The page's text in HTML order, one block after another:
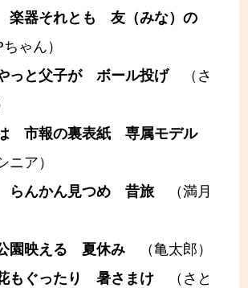
楽器それとも 友（みな）の
ゃん）
っと父子が ボール投げ（さ
市報の裏表紙 専属モデル
ニア）
らんかん見つめ 昔旅（満月
園映える 夏休み（亀太郎）
もぐったり 暑さまけ（さと